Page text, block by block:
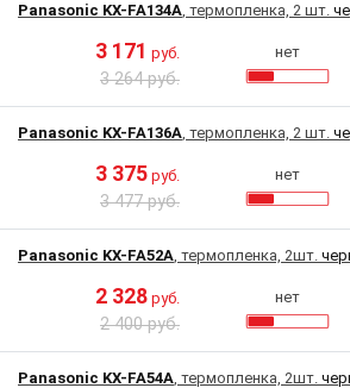
Panasonic KX-FA134A, термопленка, 2 шт.
3 171 руб.
3 264 руб.
нет
Panasonic KX-FA136A, термопленка, 2 шт.
3 375 руб.
3 477 руб.
нет
Panasonic KX-FA52A, термопленка, 2шт.
2 328 руб.
2 400 руб.
нет
Panasonic KX-FA54A, термопленка, 2шт.